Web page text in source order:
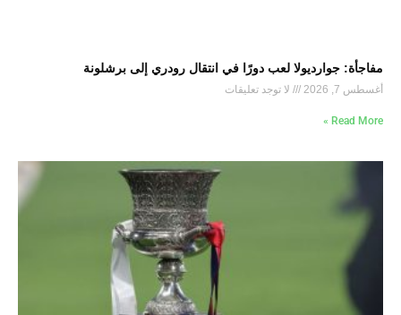
مفاجأة: جوارديولا لعب دورًا في انتقال رودري إلى برشلونة
أغسطس 7, 2026 لا توجد تعليقات
Read More »